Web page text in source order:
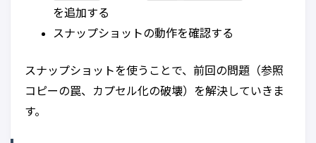
を追加する
スナップショットの動作を確認する
スナップショットを使うことで、前回の問題（参照
コピーの罠、カプセル化の破壊）を解決していきま
す。